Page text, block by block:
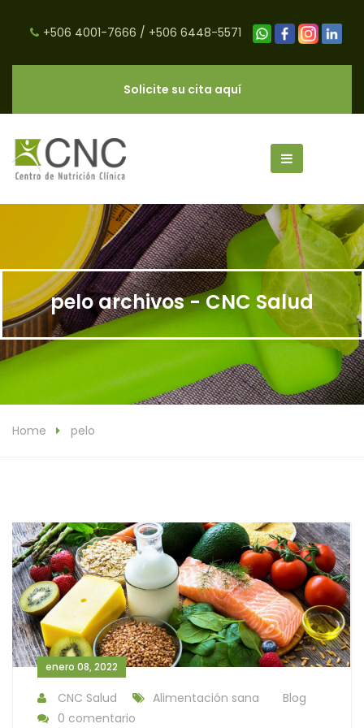
+506 4001-7666 / +506 6448-5571
Solicite su cita aquí
pelo archivos - CNC Salud
Home pelo
enero 08, 2022
CNC Salud Alimentación sana
Blog
0 comentario